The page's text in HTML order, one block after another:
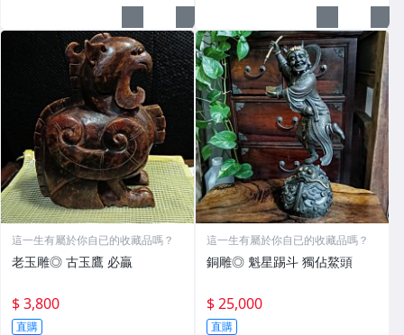
這一生有屬於你自已的收藏品嗎？
老玉雕◎ 古玉鷹 必贏
$ 3,800
直購
這一生有屬於你自已的收藏品嗎？
銅雕◎ 魁星踢斗 獨佔鰲頭
$ 25,000
直購